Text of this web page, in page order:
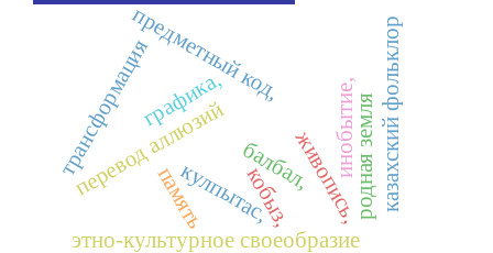
живопись,
графика,
кобыз,
балбал,
кулпытас,
предметный код,
инобытие,
память
перевод аллюзий
трансформация
этно-культурное своеобразие
родная земляказахский фольклор